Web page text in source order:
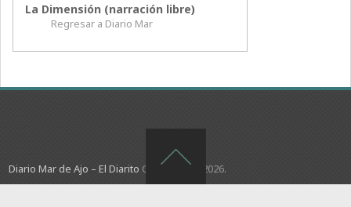
La Dimensión (narración libre)
Regresar a Diario Mar
Diario Mar de Ajo – El Diarito Copyright © 2026.